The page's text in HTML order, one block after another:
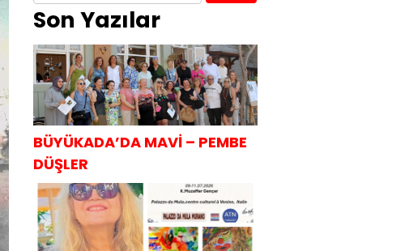
Son Yazılar
BÜYÜKADA’DA MAVİ – PEMBE
DÜŞLER